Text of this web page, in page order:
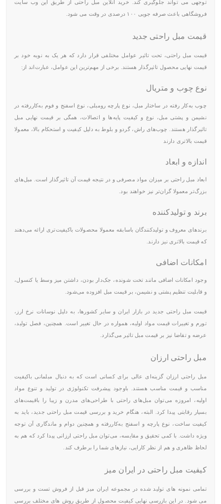
توجهی می تواند جلوگیری کند. خرید آنلاین مبل راحتی از طریق این وب سایت
فروشگاهی باعث صرفه جویی ۱۰۰ درصدی در وقت می شود.
قیمت مبل راحتی جدید
قیمت مبل راحتی، تحت تاثیر عوامل مختلفی قرار دارد که هر یک به نوبه خود بر
قیمت نهایی محصول تاثیرگذار هستند. برخی از مهم‌ترین این عوامل، عبارت‌اند از:
نوع چوب و متریال
چوب به‌کار رفته در ساختار مبل، نوع پارچه رومبلی، نوع اسفنج و فوم به‌کاررفته در
نشیمن و پشتی مبل، نوع و کیفیت پایه‌ها و اتصالات، همگی بر قیمت نهایی مبل
تاثیرگذار هستند. چوب‌های راش، گردو و بلوط به دلیل کیفیت و استحکام بالا، معمولا
قیمت بالاتری دارند
اندازه و ابعاد
ابعاد مبل راحتی بر میزان مواد مصرفی و در نتیجه قیمت آن تاثیرگذار است. مبل‌های
بزرگ‌تر معمولا گران‌تر نیز خواهند بود.
برند و تولیدکننده
برندهای معروف و تولیدکنندگان باسابقه معمولا محصولات باکیفیت‌تری ارائه می‌دهند
که قیمت بالاتری نیز دارند.
امکانات اضافی
وجود امکانات اضافی مانند تخت شونده، جک‌دار بودن، داشتن میز وسط یا کنسول،
و قابلیت تنظیم پشتی و نشیمن، بر قیمت مبل افزوده می‌شود.
قیمت مبل راحتی جدید در بازار ایران و سایر کشورها، به دلیل نوسانات نرخ ارز،
تورم و تغییرات قیمت مواد اولیه، همواره در حال تغییر است. همچنین، فصل تولید،
عرضه و تقاضا نیز بر قیمت مبل تاثیر می‌گذارد.
مبل راحتی ارزان
مبل راحتی ارزان گزینه‌ای عالی برای کسانی است که به دنبال مبلمانی باکیفیت
مناسب و قیمت مناسب هستند. باوجود پیشرفت تکنولوژی در تولید و تنوع مواد
اولیه، امروزه می‌توان مبل‌های راحتی با طراحی‌های مدرن و زیبا را باقیمت‌های
بسیار رقابتی پیدا کرد. البته، هنگام خرید و بررسی قیمت مبل راحتی جدید، باید به
کیفیت ساخت، نوع پارچه و اسفنج به‌کاررفته و همچنین دوام و ماندگاری آن توجه
ویژه داشت. با کمی تحقیق و مقایسه، می‌توان مبل راحتی ارزانی پیدا کرد که هم به
لحاظ ظاهری و هم از نظر کارایی، نیازهای شما را برطرف کند.
کیفیت مبل راحتی در ایران میز
تمامی نمونه های تولید شده در مجموعه ایران میز قبل از فروش تست و بررسی
می شود. در این بازرسی نهایی کیفیت محصول از طریق روش های مختلف بررسی